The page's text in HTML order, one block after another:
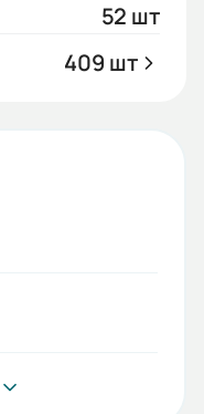
52 шт
409 шт